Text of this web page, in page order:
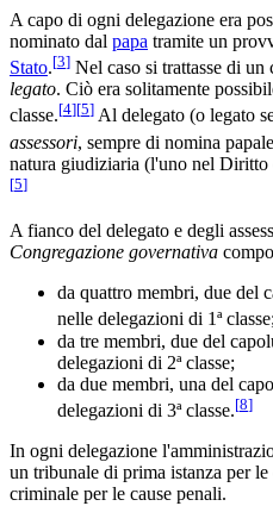
A capo di ogni delegazione era
nominato dal papa tramite un
Stato.[3] Nel caso si trattasse di
legato. Ciò era solitamente
classe.[4][5] Al delegato (o legato
assessori, sempre di nomina
natura giudiziaria (l'uno nel
[5]
A fianco del delegato e degli
Congregazione governativa
da quattro membri, due del
nelle delegazioni di 1ª
da tre membri, due del
delegazioni di 2ª classe;
da due membri, una del
delegazioni di 3ª classe.[8]
In ogni delegazione
un tribunale di prima istanza per
criminale per le cause penali.